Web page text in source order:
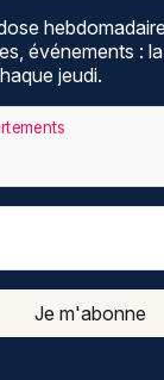
événements :
jeudi.
Je m'abonne